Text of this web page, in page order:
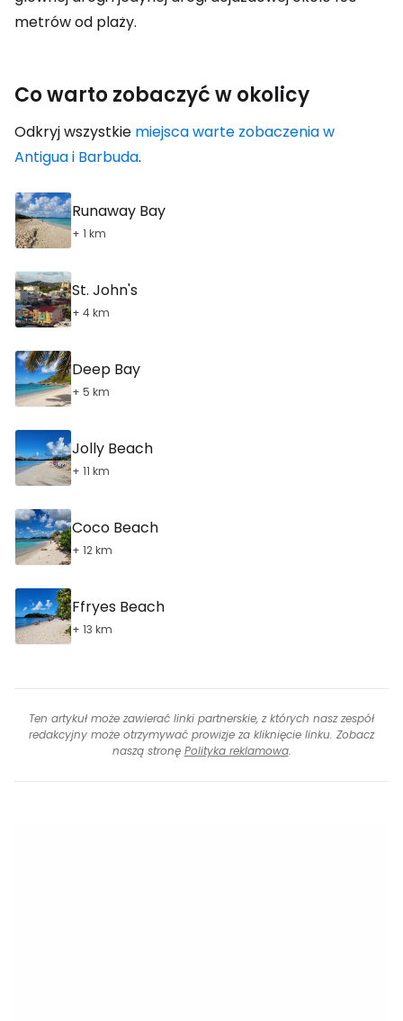
metrów od plaży.
Co warto zobaczyć w okolicy
Odkryj wszystkie miejsca warte zobaczenia w
Antigua i Barbuda.
Runaway Bay
+ 1 km
St. John's
+ 4 km
Deep Bay
+ 5 km
Jolly Beach
+ 11 km
Coco Beach
+ 12 km
Ffryes Beach
+ 13 km
Ten artykuł może zawierać linki partnerskie, z których nasz zespół
redakcyjny może otrzymywać prowizje za kliknięcie linku. Zobacz
naszą stronę Polityka reklamowa.